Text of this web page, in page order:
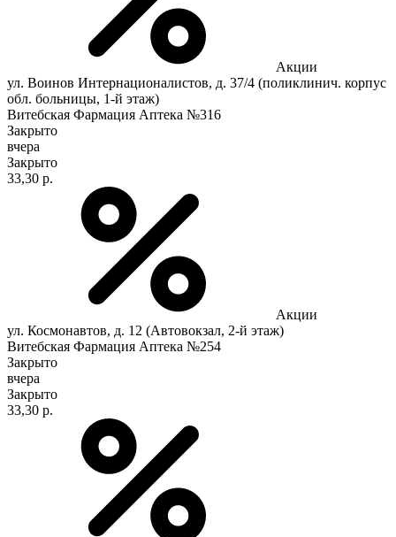
Акции
ул. Воинов Интернационалистов, д. 37/4 (поликлинич. корпус
обл. больницы, 1-й этаж)
Витебская Фармация Аптека №316
Закрыто
вчера
Закрыто
33,30 р.
Акции
ул. Космонавтов, д. 12 (Автовокзал, 2-й этаж)
Витебская Фармация Аптека №254
Закрыто
вчера
Закрыто
33,30 р.